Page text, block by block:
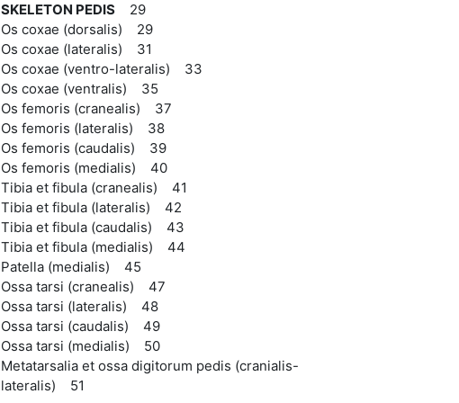
SKELETON PEDIS29
Os coxae (dorsalis) 29
Os coxae (lateralis) 31
Os coxae (ventro-lateralis) 33
Os coxae (ventralis) 35
Os femoris (cranealis) 37
Os femoris (lateralis) 38
Os femoris (caudalis) 39
Os femoris (medialis) 40
Tibia et fibula (cranealis) 41
Tibia et fibula (lateralis) 42
Tibia et fibula (caudalis) 43
Tibia et fibula (medialis) 44
Patella (medialis) 45
Ossa tarsi (cranealis) 47
Ossa tarsi (lateralis) 48
Ossa tarsi (caudalis) 49
Ossa tarsi (medialis) 50
Metatarsalia et ossa digitorum pedis (cranialis-
lateralis) 51